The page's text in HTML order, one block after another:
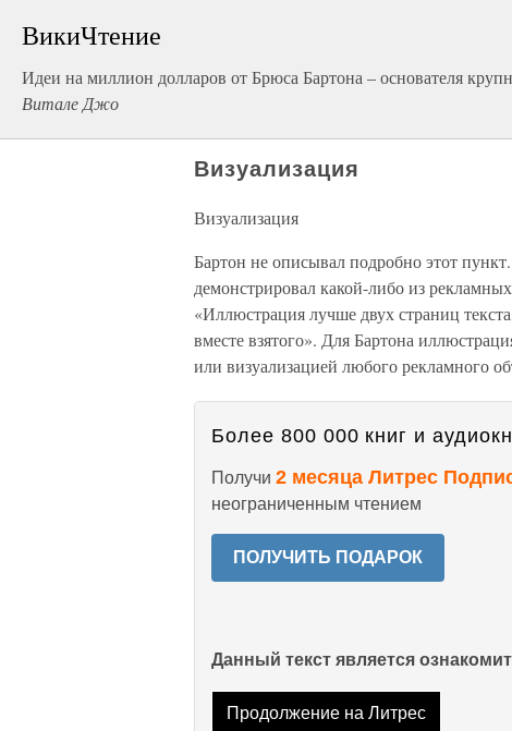
ВикиЧтение
Идеи на миллион долларов от Брюса Бартона – основателя
Витале Джо
Визуализация
Визуализация
Бартон не описывал подробно этот
демонстрировал какой-либо из
«Иллюстрация лучше двух страниц
вместе взятого». Для Бартона
или визуализацией любого рекламного
Более 800 000 книг и
Получи 2 месяца Литрес
неограниченным чтением
ПОЛУЧИТЬ ПОДАРОК
Данный текст является
Продолжение на Литрес